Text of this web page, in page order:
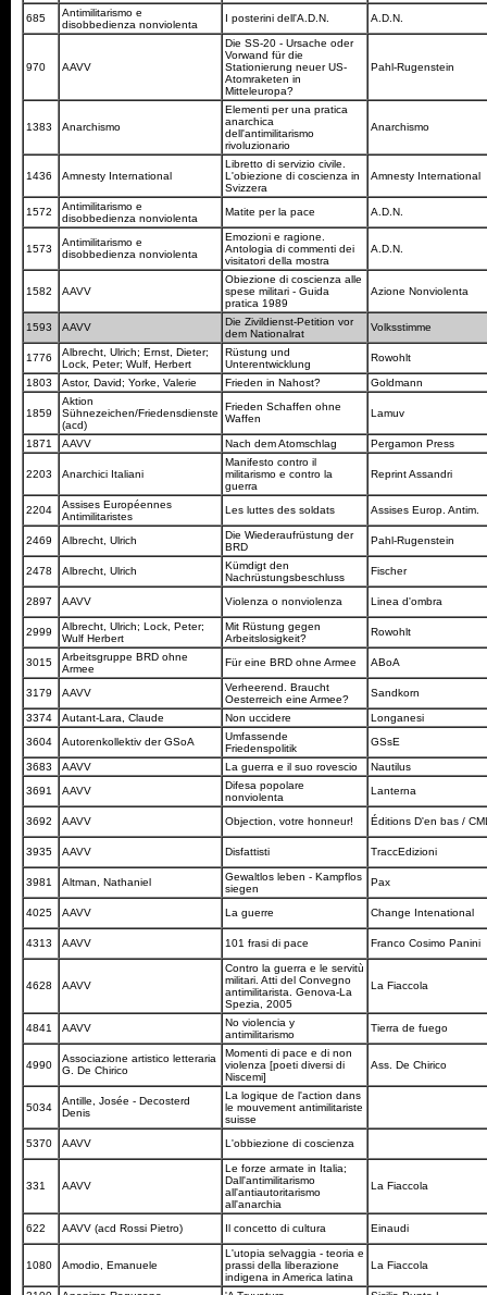
685
Antimilitarismo e
disobbedienza nonviolenta
I posterini dell'A.D.N. A.D.N.
970 AAVV
Die SS-20 - Ursache oder
Vorwand für die
Stationierung neuer US-
Atomraketen in
Mitteleuropa?
Pahl-Rugenstein
1383 Anarchismo
Elementi per una pratica
anarchica
dell'antimilitarismo
rivoluzionario
Anarchismo
1436 Amnesty International
Libretto di servizio civile.
L'obiezione di coscienza in
Svizzera
Amnesty International
1572
Antimilitarismo e
disobbedienza nonviolenta
Matite per la pace A.D.N.
1573
Antimilitarismo e
disobbedienza nonviolenta
Emozioni e ragione.
Antologia di commenti dei
visitatori della mostra
A.D.N.
1582 AAVV
Obiezione di coscienza alle
spese militari - Guida
pratica 1989
Azione Nonviolenta
1593 AAVV
Die Zivildienst-Petition vor
dem Nationalrat
Volksstimme
1776
Albrecht, Ulrich; Ernst, Dieter;
Lock, Peter; Wulf, Herbert
Rüstung und
Unterentwicklung
Rowohlt
1803 Astor, David; Yorke, Valerie Frieden in Nahost? Goldmann
1859
Aktion
Sühnezeichen/Friedensdienste
(acd)
Frieden Schaffen ohne
Waffen
Lamuv
1871 AAVV Nach dem Atomschlag Pergamon Press
2203 Anarchici Italiani
Manifesto contro il
militarismo e contro la
guerra
Reprint Assandri
2204
Assises Européennes
Antimilitaristes
Les luttes des soldats Assises Europ. Antim.
2469 Albrecht, Ulrich
Die Wiederaufrüstung der
BRD
Pahl-Rugenstein
2478 Albrecht, Ulrich
Kümdigt den
Nachrüstungsbeschluss
Fischer
2897 AAVV Violenza o nonviolenza Linea d'ombra
2999
Albrecht, Ulrich; Lock, Peter;
Wulf Herbert
Mit Rüstung gegen
Arbeitslosigkeit?
Rowohlt
3015
Arbeitsgruppe BRD ohne
Armee
Für eine BRD ohne Armee ABoA
3179 AAVV
Verheerend. Braucht
Oesterreich eine Armee?
Sandkorn
3374 Autant-Lara, Claude Non uccidere
Longanesi
3604
Autorenkollektiv der GSoA
Umfassende
Friedenspolitik
GSsE
3683 AAVV La guerra e il suo rovescio
Nautilus
3691
AAVV
Difesa popolare
nonviolenta
Lanterna
3692 AAVV Objection, votre honneur! Éditions D'en bas /
3935 AAVV Disfattisti TraccEdizioni
3981 Altman, Nathaniel
Gewaltlos leben - Kampflos
siegen
Pax
4025 AAVV La guerre Change Intenational
4313 AAVV 101 frasi di pace Franco Cosimo Panini
4628 AAVV
Contro la guerra e le servitù
militari. Atti del Convegno
antimilitarista. Genova-La
Spezia, 2005
La Fiaccola
4841 AAVV
No violencia y
antimilitarismo
Tierra de fuego
4990
Associazione artistico letteraria
G. De Chirico
Momenti di pace e di non
violenza [poeti diversi di
Niscemi]
Ass. De Chirico
5034
Antille, Josée - Decosterd
Denis
La logique de l'action dans
le mouvement antimilitariste
suisse
5370
AAVV L'obbiezione di coscienza
331 AAVV
Le forze armate in Italia;
Dall'antimilitarismo
all'antiautoritarismo
all'anarchia
La Fiaccola
622 AAVV (acd Rossi Pietro) Il concetto di cultura Einaudi
1080 Amodio, Emanuele
L'utopia selvaggia - teoria e
prassi della liberazione
indigena in America latina
La Fiaccola